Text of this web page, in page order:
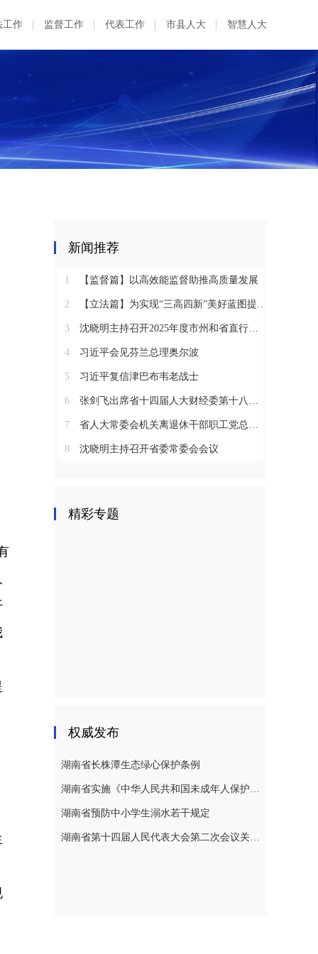
工作 监督工作 代表工作 市县人大 智慧人大
新闻推荐
1 【监督篇】以高效能监督助推高质量发展
2 【立法篇】为实现“三高四新”美好蓝图提供坚实法治保障
3 沈晓明主持召开2025年度市州和省直行业系统党（工）委书记抓基层党建工作述职评议会议
4 习近平会见芬兰总理奥尔波
5 习近平复信津巴布韦老战士
6 张剑飞出席省十四届人大财经委第十八次全体会议
7 省人大常委会机关离退休干部职工党总支召开2025年度总结表彰大会
8 沈晓明主持召开省委常委会会议
精彩专题
权威发布
湖南省长株潭生态绿心保护条例
湖南省实施《中华人民共和国未成年人保护法》若干规定
湖南省预防中小学生溺水若干规定
湖南省第十四届人民代表大会第二次会议关于湖南省人民代表大会常务委员会工作报告的决议